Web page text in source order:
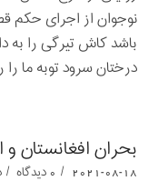
نوجوان از اجرای
باشد کاش تیرگی را
درختان سرود توبه ما
بحران افغانستان
2021-08-18
/ 0 دیدگاه /